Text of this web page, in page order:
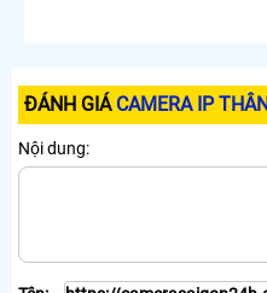
Camera 360 Giá Rẻ
ĐÁNH GIÁ CAMERA IP
Nội dung: